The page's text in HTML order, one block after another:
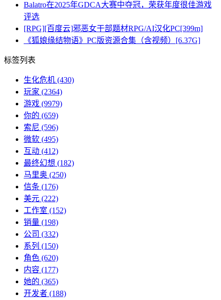
Balatro在2025年GDCA大赛中夺冠，荣获年度很佳游戏
评选
[RPG][百度云]邪恶女干部题材RPG/AI汉化PC[399m]
《狐娘缘结物语》PC版资源合集（含视频）[6.37G]
标签列表
生化危机 (430)
玩家 (2364)
游戏 (9979)
你的 (659)
索尼 (596)
微软 (495)
互动 (412)
最终幻想 (182)
马里奥 (250)
信条 (176)
美元 (222)
工作室 (152)
销量 (198)
公司 (332)
系列 (150)
角色 (620)
内容 (177)
她的 (365)
开发者 (188)